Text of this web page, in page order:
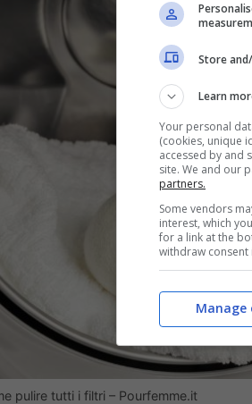
pulire tutti i filtri – Pourfemme.it
Store
Learn
Your personal
(cookies, unique
accessed by and
site. We and our
partners.
Some vendors
interest, which
for a link at the
withdraw consent
Manage